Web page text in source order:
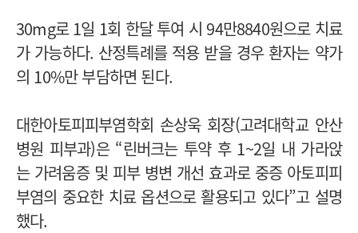
30mg로 1일 1회 한달 투여 시 94만8840원으로 치료
가 가능하다. 산정특례를 적용 받을 경우 환자는 약가
의 10%만 부담하면 된다.
대한아토피피부염학회 손상욱 회장(고려대학교 안산
병원 피부과)은 “린버크는 투약 후 1~2일 내 가라앉
는 가려움증 및 피부 병변 개선 효과로 중증 아토피피
부염의 중요한 치료 옵션으로 활용되고 있다”고 설명
했다.